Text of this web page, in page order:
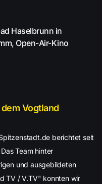
Haselbrunn in
Open-Air-Kino
Vogtland
berichtet seit
Team hinter
und ausgebildeten
TV / V.TV" konnten wir